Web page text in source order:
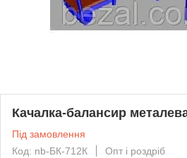
Качалка-балансир
Під замовлення
Код: nb-БК-712К
Опт і роздріб